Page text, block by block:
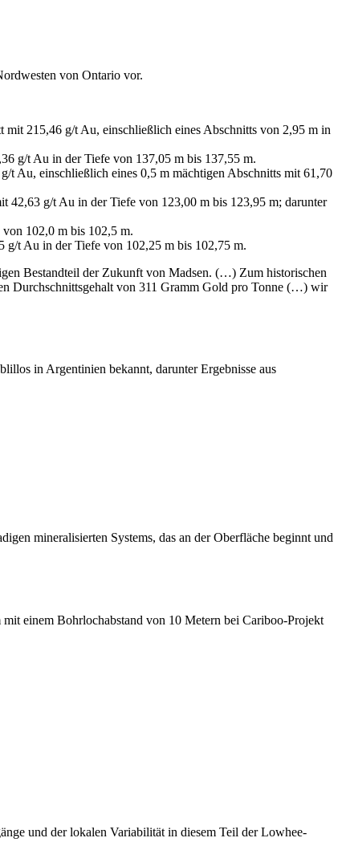
von Ontario vor.
215,46 g/t Au, einschließlich eines Abschnitts von 2,95 m in
g/t Au in der Tiefe von 137,05 m bis 137,55 m.
Au, einschließlich eines 0,5 m mächtigen Abschnitts mit 61,70
g/t Au in der Tiefe von 123,00 m bis 123,95 m; darunter
102,0 m bis 102,5 m.
t Au in der Tiefe von 102,25 m bis 102,75 m.
Bestandteil der Zukunft von Madsen. (…) Zum historischen
Durchschnittsgehalt von 311 Gramm Gold pro Tonne (…) wir
in Argentinien bekannt, darunter Ergebnisse aus
mineralisierten Systems, das an der Oberfläche beginnt und
einem Bohrlochabstand von 10 Metern bei Cariboo-Projekt
und der lokalen Variabilität in diesem Teil der Lowhee-